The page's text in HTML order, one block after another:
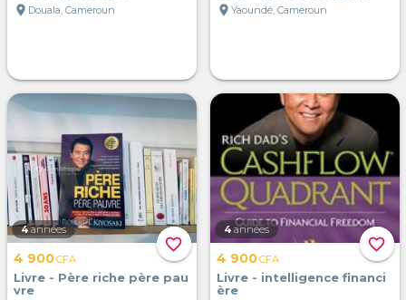
location_on Douala, Cameroun
location_on Yaoundé, Cameroun
favorite_border
4 années
4 900CFA
Livre - Père riche père pau
vre
favorite_border
4 années
4 900CFA
Livre - intelligence financi
ère